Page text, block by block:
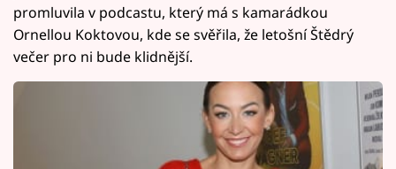
promluvila v podcastu, který má s kamarádkou
Ornellou Koktovou, kde se svěřila, že letošní Štědrý
večer pro ni bude klidnější.